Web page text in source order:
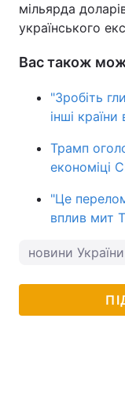
мільярда
українського
Вас також
"Зробіть
інші
Трамп
економіці
"Це
вплив мит
новини України